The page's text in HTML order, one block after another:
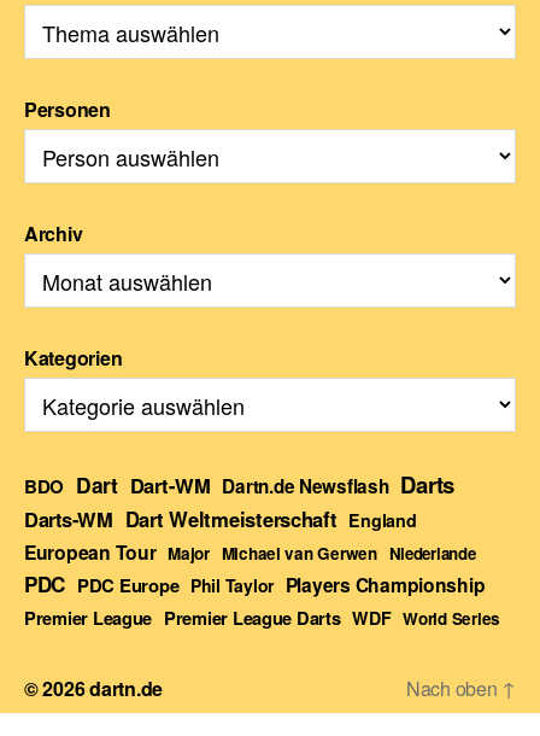
Personen
Archiv
Kategorien
BDO Dart Dart-WM Dartn.de Newsflash Darts
Darts-WM Dart Weltmeisterschaft England
European Tour Major Michael van Gerwen Niederlande
PDC PDC Europe Phil Taylor Players Championship
Premier League Premier League Darts WDF World Series
© 2026dartn.de Nach oben ↑